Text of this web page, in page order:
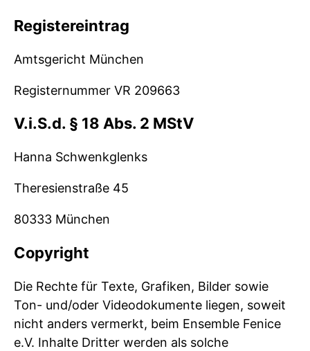
Registereintrag
Amtsgericht München
Registernummer VR 209663
V.i.S.d. § 18 Abs. 2 MStV
Hanna Schwenkglenks
Theresienstraße 45
80333 München
Copyright
Die Rechte für Texte, Grafiken, Bilder sowie
Ton- und/oder Videodokumente liegen, soweit
nicht anders vermerkt, beim Ensemble Fenice
e.V. Inhalte Dritter werden als solche